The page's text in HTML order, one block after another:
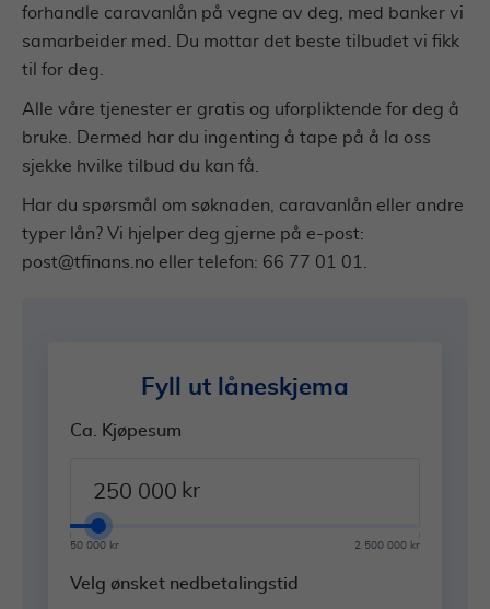
forhandle caravanlån på vegne av deg, med banker vi
samarbeider med. Du mottar det beste tilbudet vi fikk
til for deg.
Alle våre tjenester er gratis og uforpliktende for deg å
bruke. Dermed har du ingenting å tape på å la oss
sjekke hvilke tilbud du kan få.
Har du spørsmål om søknaden, caravanlån eller andre
typer lån? Vi hjelper deg gjerne på e-post:
post@tfinans.no eller telefon: 66 77 01 01.
Fyll ut låneskjema
Ca. Kjøpesum
kr
2 500 000 kr
50 000 kr
Velg ønsket nedbetalingstid